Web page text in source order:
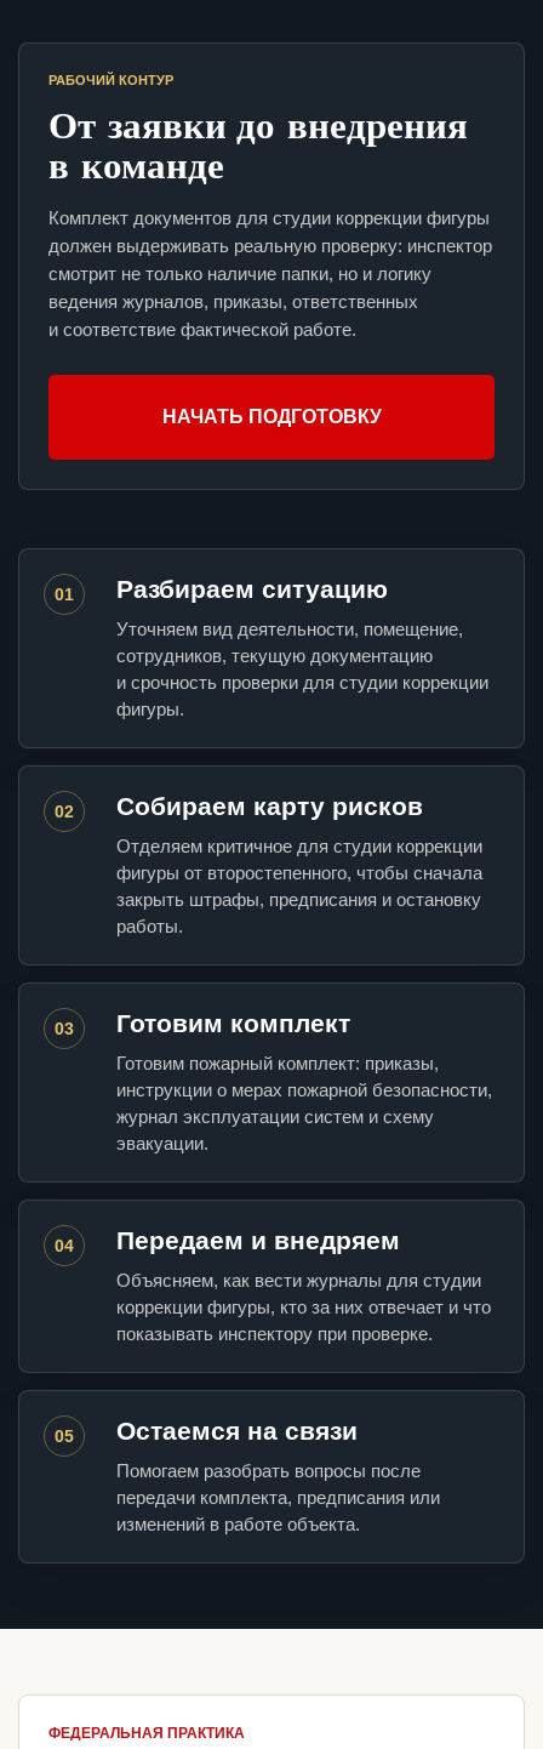
РАБОЧИЙ КОНТУР
От заявки до внедрения
в команде
Комплект документов для студии коррекции фигуры
должен выдерживать реальную проверку: инспектор
смотрит не только наличие папки, но и логику
ведения журналов, приказы, ответственных
и соответствие фактической работе.
НАЧАТЬ ПОДГОТОВКУ
01 Разбираем ситуацию
Уточняем вид деятельности, помещение,
сотрудников, текущую документацию
и срочность проверки для студии коррекции
фигуры.
02 Собираем карту рисков
Отделяем критичное для студии коррекции
фигуры от второстепенного, чтобы сначала
закрыть штрафы, предписания и остановку
работы.
03 Готовим комплект
Готовим пожарный комплект: приказы,
инструкции о мерах пожарной безопасности,
журнал эксплуатации систем и схему
эвакуации.
04 Передаем и внедряем
Объясняем, как вести журналы для студии
коррекции фигуры, кто за них отвечает и что
показывать инспектору при проверке.
05 Остаемся на связи
Помогаем разобрать вопросы после
передачи комплекта, предписания или
изменений в работе объекта.
ФЕДЕРАЛЬНАЯ ПРАКТИКА